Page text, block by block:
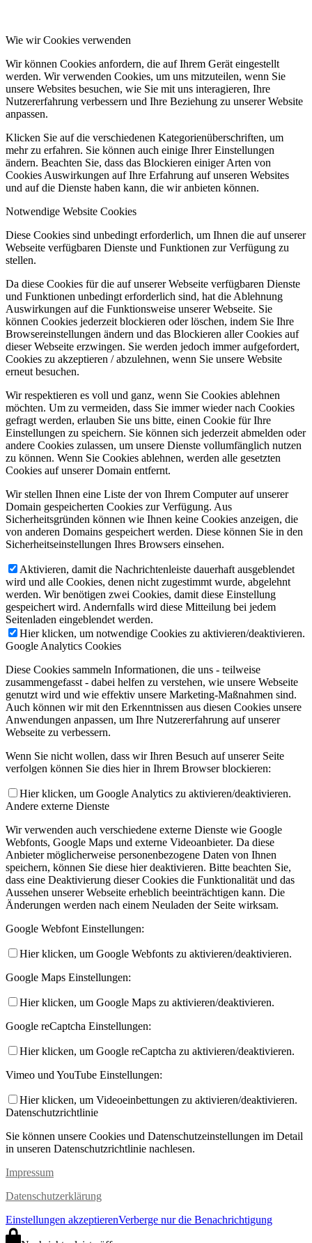
Wie wir Cookies verwenden
Wir können Cookies anfordern, die auf Ihrem Gerät eingestellt
werden. Wir verwenden Cookies, um uns mitzuteilen, wenn Sie
unsere Websites besuchen, wie Sie mit uns interagieren, Ihre
Nutzererfahrung verbessern und Ihre Beziehung zu unserer Website
anpassen.
Klicken Sie auf die verschiedenen Kategorienüberschriften, um
mehr zu erfahren. Sie können auch einige Ihrer Einstellungen
ändern. Beachten Sie, dass das Blockieren einiger Arten von
Cookies Auswirkungen auf Ihre Erfahrung auf unseren Websites
und auf die Dienste haben kann, die wir anbieten können.
Notwendige Website Cookies
Diese Cookies sind unbedingt erforderlich, um Ihnen die auf unserer
Webseite verfügbaren Dienste und Funktionen zur Verfügung zu
stellen.
Da diese Cookies für die auf unserer Webseite verfügbaren Dienste
und Funktionen unbedingt erforderlich sind, hat die Ablehnung
Auswirkungen auf die Funktionsweise unserer Webseite. Sie
können Cookies jederzeit blockieren oder löschen, indem Sie Ihre
Browsereinstellungen ändern und das Blockieren aller Cookies auf
dieser Webseite erzwingen. Sie werden jedoch immer aufgefordert,
Cookies zu akzeptieren / abzulehnen, wenn Sie unsere Website
erneut besuchen.
Wir respektieren es voll und ganz, wenn Sie Cookies ablehnen
möchten. Um zu vermeiden, dass Sie immer wieder nach Cookies
gefragt werden, erlauben Sie uns bitte, einen Cookie für Ihre
Einstellungen zu speichern. Sie können sich jederzeit abmelden oder
andere Cookies zulassen, um unsere Dienste vollumfänglich nutzen
zu können. Wenn Sie Cookies ablehnen, werden alle gesetzten
Cookies auf unserer Domain entfernt.
Wir stellen Ihnen eine Liste der von Ihrem Computer auf unserer
Domain gespeicherten Cookies zur Verfügung. Aus
Sicherheitsgründen können wie Ihnen keine Cookies anzeigen, die
von anderen Domains gespeichert werden. Diese können Sie in den
Sicherheitseinstellungen Ihres Browsers einsehen.
Aktivieren, damit die Nachrichtenleiste dauerhaft ausgeblendet
wird und alle Cookies, denen nicht zugestimmt wurde, abgelehnt
werden. Wir benötigen zwei Cookies, damit diese Einstellung
gespeichert wird. Andernfalls wird diese Mitteilung bei jedem
Seitenladen eingeblendet werden.
Hier klicken, um notwendige Cookies zu aktivieren/deaktivieren.
Google Analytics Cookies
Diese Cookies sammeln Informationen, die uns - teilweise
zusammengefasst - dabei helfen zu verstehen, wie unsere Webseite
genutzt wird und wie effektiv unsere Marketing-Maßnahmen sind.
Auch können wir mit den Erkenntnissen aus diesen Cookies unsere
Anwendungen anpassen, um Ihre Nutzererfahrung auf unserer
Webseite zu verbessern.
Wenn Sie nicht wollen, dass wir Ihren Besuch auf unserer Seite
verfolgen können Sie dies hier in Ihrem Browser blockieren:
Hier klicken, um Google Analytics zu aktivieren/deaktivieren.
Andere externe Dienste
Wir verwenden auch verschiedene externe Dienste wie Google
Webfonts, Google Maps und externe Videoanbieter. Da diese
Anbieter möglicherweise personenbezogene Daten von Ihnen
speichern, können Sie diese hier deaktivieren. Bitte beachten Sie,
dass eine Deaktivierung dieser Cookies die Funktionalität und das
Aussehen unserer Webseite erheblich beeinträchtigen kann. Die
Änderungen werden nach einem Neuladen der Seite wirksam.
Google Webfont Einstellungen:
Hier klicken, um Google Webfonts zu aktivieren/deaktivieren.
Google Maps Einstellungen:
Hier klicken, um Google Maps zu aktivieren/deaktivieren.
Google reCaptcha Einstellungen:
Hier klicken, um Google reCaptcha zu aktivieren/deaktivieren.
Vimeo und YouTube Einstellungen:
Hier klicken, um Videoeinbettungen zu aktivieren/deaktivieren.
Datenschutzrichtlinie
Sie können unsere Cookies und Datenschutzeinstellungen im Detail
in unseren Datenschutzrichtlinie nachlesen.
Impressum
Datenschutzerklärung
Einstellungen akzeptierenVerberge nur die Benachrichtigung